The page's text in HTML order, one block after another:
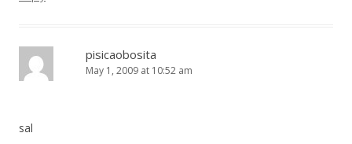
pisicaobosita
May 1, 2009 at 10:52 am
sal